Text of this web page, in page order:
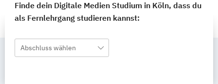
Finde dein Digitale Medien Studium in Köln, dass du
als Fernlehrgang studieren kannst:
Abschluss wählen